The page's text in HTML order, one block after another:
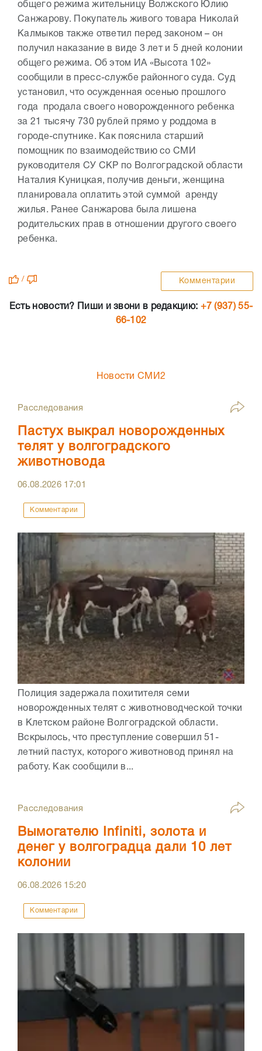
общего режима жительницу Волжского Юлию
Санжарову. Покупатель живого товара Николай
Калмыков также ответил перед законом – он
получил наказание в виде 3 лет и 5 дней колонии
общего режима. Об этом ИА «Высота 102»
сообщили в пресс-службе районного суда. Суд
установил, что осужденная осенью прошлого
года продала своего новорожденного ребенка
за 21 тысячу 730 рублей прямо у роддома в
городе-спутнике. Как пояснила старший
помощник по взаимодействию со СМИ
руководителя СУ СКР по Волгоградской области
Наталия Куницкая, получив деньги, женщина
планировала оплатить этой суммой аренду
жилья. Ранее Санжарова была лишена
родительских прав в отношении другого своего
ребенка.
/ Комментарии
Есть новости? Пиши и звони в редакцию: +7 (937) 55-
66-102
Новости СМИ2
Расследования
Пастух выкрал новорожденных
телят у волгоградского
животновода
06.08.2026 17:01
Комментарии
Полиция задержала похитителя семи
новорожденных телят с животноводческой точки
в Клетском районе Волгоградской области.
Вскрылось, что преступление совершил 51-
летний пастух, которого животновод принял на
работу. Как сообщили в...
Расследования
Вымогателю Infiniti, золота и
денег у волгоградца дали 10 лет
колонии
06.08.2026 15:20
Комментарии